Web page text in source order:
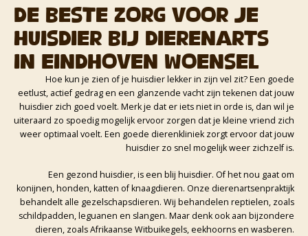
De beste zorg voor je
huisdier bij dierenarts
in Eindhoven Woensel
Hoe kun je zien of je huisdier lekker in zijn vel zit? Een goede
eetlust, actief gedrag en een glanzende vacht zijn tekenen dat jouw
huisdier zich goed voelt. Merk je dat er iets niet in orde is, dan wil je
uiteraard zo spoedig mogelijk ervoor zorgen dat je kleine vriend zich
weer optimaal voelt. Een goede dierenkliniek zorgt ervoor dat jouw
huisdier zo snel mogelijk weer zichzelf is.
Een gezond huisdier, is een blij huisdier. Of het nou gaat om
konijnen, honden, katten of knaagdieren. Onze dierenartsenpraktijk
behandelt alle gezelschapsdieren. Wij behandelen reptielen, zoals
schildpadden, leguanen en slangen. Maar denk ook aan bijzondere
dieren, zoals Afrikaanse Witbuikegels, eekhoorns en wasberen.